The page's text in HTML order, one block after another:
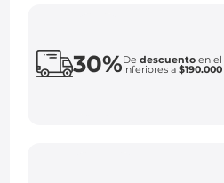
30%Dedescuento en
inferiores a$190.000